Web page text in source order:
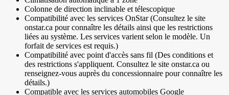
Colonne de direction inclinable et télescopique
Compatibilité avec les services OnStar (Consultez le site
onstar.ca pour connaître les détails ainsi que les restrictions
liées au système. Les services varient selon le modèle. Un
forfait de services est requis.)
Compatibilité avec point d'accès sans fil (Des conditions et
des restrictions s'appliquent. Consultez le site onstar.ca ou
renseignez-vous auprès du concessionnaire pour connaître les
détails.)
Compatible avec les services automobiles Google